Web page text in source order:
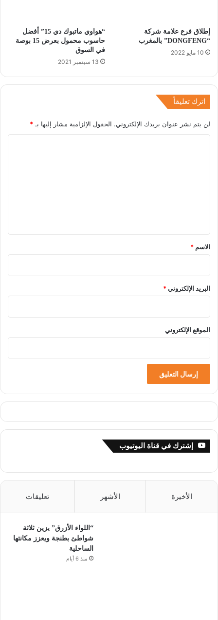
إطلاق فرع علامة شركة
“DONGFENG” بالمغرب
10 مايو 2022
“هواوي ماتبوك دي 15” أفضل
حاسوب محمول بعرض 15 بوصة
في السوق
13 سبتمبر 2021
اترك تعليقاً
لن يتم نشر عنوان بريدك الإلكتروني. الحقول الإلزامية مشار إليها بـ *
*
الاسم *
البريد الإلكتروني*
الموقع الإلكتروني
إشترك في قناة اليوتيوب
الأخيرة الأشهر تعليقات
“اللواء الأزرق” يزين ثلاثة
شواطئ بطنجة ويعزز مكانتها
الساحلية
منذ 6 أيام